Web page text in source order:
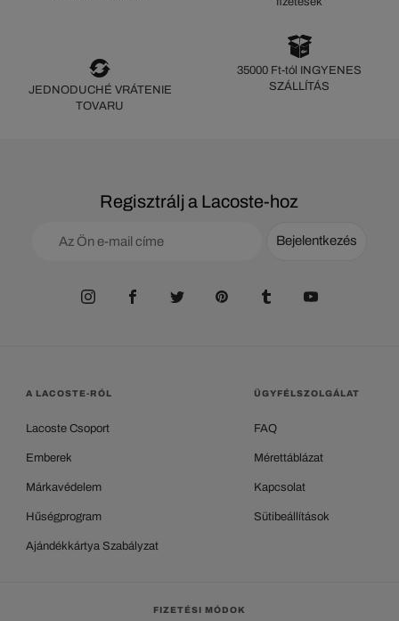
JEDNODUCHÉ VRÁTENIE
TOVARU
35000 Ft-tól INGYENES
SZÁLLÍTÁS
Regisztrálj a Lacoste-hoz
Bejelentkezés
A LACOSTE-RÓL
Lacoste Csoport
Emberek
Márkavédelem
Hűségprogram
Ajándékkártya Szabályzat
ÜGYFÉLSZOLGÁLAT
FAQ
Mérettáblázat
Kapcsolat
Sütibeállítások
FIZETÉSI MÓDOK